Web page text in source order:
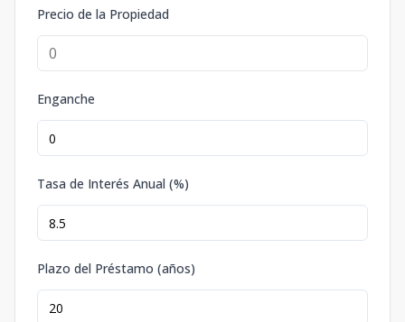
Precio de la Propiedad
Enganche
Tasa de Interés Anual (%)
Plazo del Préstamo (años)